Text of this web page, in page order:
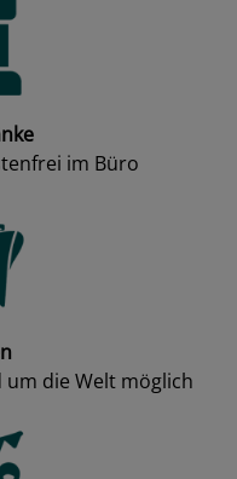
im Büro
die Welt möglich